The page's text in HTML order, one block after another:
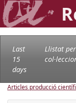
Last
15
days
Llistat per
Articles producció